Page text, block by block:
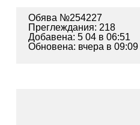
Обява №254227
Преглеждания: 218
Добавена: 5 04 в 06:51
Обновена: вчера в 09:09